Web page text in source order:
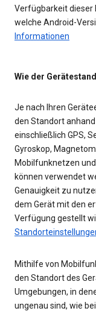
Verfügbarkeit dieser
welche Android-
Informationen
Wie der
Je nach Ihren
den Standort
einschließlich GPS,
Gyroskop,
Mobilfunknetzen
können verwendet
Genauigkeit zu
dem Gerät mit den
Verfügung gestellt
Mithilfe von
den Standort des
Umgebungen, in
ungenau sind, wie